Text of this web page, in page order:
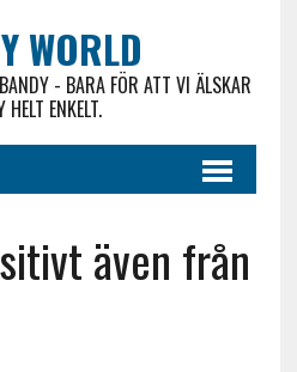
WORLD
- BARA FÖR ATT VI ÄLSKAR
HELT ENKELT.
även från